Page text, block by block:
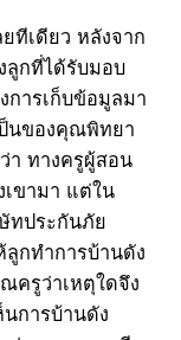
ทีเดียว หลังจาก
กที่ได้รับมอบ
ารเก็บข้อมูลมา
ป็นของคุณพิทยา
า ทางครูผู้สอน
ขามา แต่ใน
ทประกันภัย
กทำการบ้านดัง
ครูว่าเหตุใดจึง
การบ้านดัง